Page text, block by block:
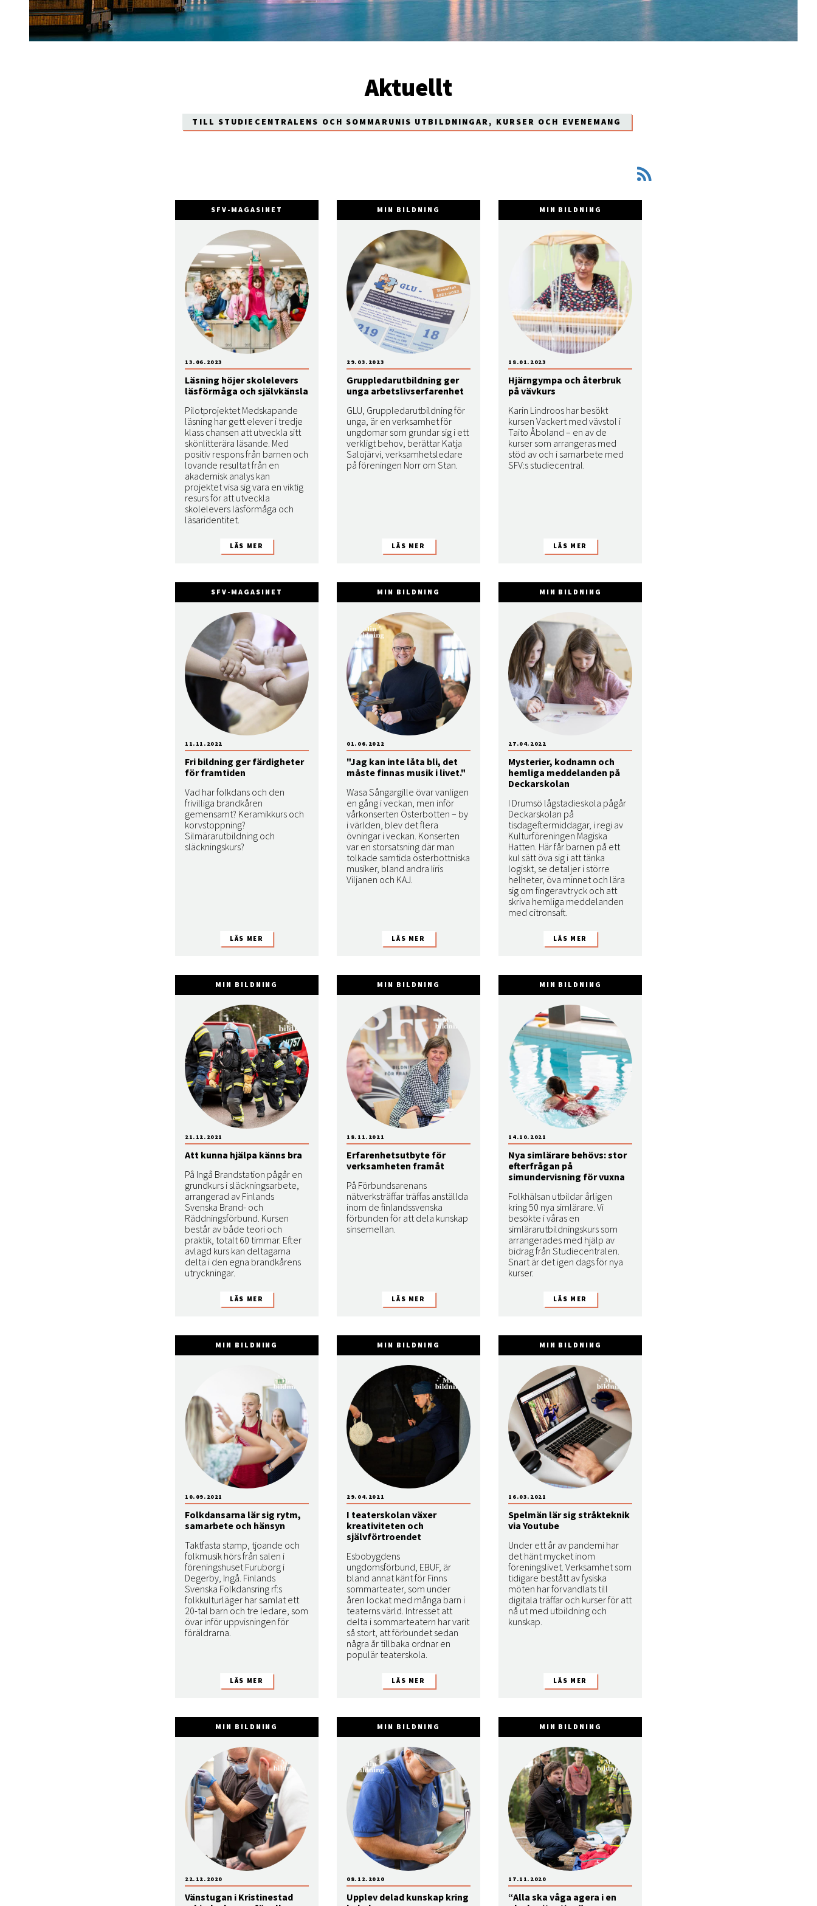
Aktuellt
TILL STUDIECENTRALENS OCH SOMMARUNIS UTBILDNINGAR, KURSER OCH EVENEMANG
SFV-MAGASINET
Läsning höjer skolelevers
läsförmåga och självkänsla
Pilotprojektet Medskapande
läsning har gett elever i tredje
klass chansen att utveckla sitt
skönlitterära läsande. Med
positiv respons från barnen och
lovande resultat från en
akademisk analys kan
projektet visa sig vara en viktig
resurs för att utveckla
skolelevers läsförmåga och
läsaridentitet.
13.06.2023
MIN BILDNING
Gruppledarutbildning ger
unga arbetslivserfarenhet
GLU, Gruppledarutbildning för
unga, är en verksamhet för
ungdomar som grundar sig i ett
verkligt behov, berättar Katja
Salojärvi, verksamhetsledare
på föreningen Norr om Stan.
29.03.2023
MIN BILDNING
Hjärngympa och återbruk
på vävkurs
Karin Lindroos har besökt
kursen Vackert med vävstol i
Taito Åboland – en av de
kurser som arrangeras med
stöd av och i samarbete med
SFV:s studiecentral.
18.01.2023
SFV-MAGASINET
Fri bildning ger färdigheter
för framtiden
Vad har folkdans och den
frivilliga brandkåren
gemensamt? Keramikkurs och
korvstoppning?
Silmärarutbildning och
släckningskurs?
11.11.2022
MIN BILDNING
"Jag kan inte låta bli, det
måste finnas musik i livet."
Wasa Sångargille övar vanligen
en gång i veckan, men inför
vårkonserten Österbotten – by
i världen, blev det flera
övningar i veckan. Konserten
var en storsatsning där man
tolkade samtida österbottniska
musiker, bland andra Iiris
Viljanen och KAJ.
01.06.2022
MIN BILDNING
Mysterier, kodnamn och
hemliga meddelanden på
Deckarskolan
I Drumsö lågstadieskola pågår
Deckarskolan på
tisdageftermiddagar, i regi av
Kulturföreningen Magiska
Hatten. Här får barnen på ett
kul sätt öva sig i att tänka
logiskt, se detaljer i större
helheter, öva minnet och lära
sig om fingeravtryck och att
skriva hemliga meddelanden
med citronsaft.
27.04.2022
MIN BILDNING
Att kunna hjälpa känns bra
På Ingå Brandstation pågår en
grundkurs i släckningsarbete,
arrangerad av Finlands
Svenska Brand- och
Räddningsförbund. Kursen
består av både teori och
praktik, totalt 60 timmar. Efter
avlagd kurs kan deltagarna
delta i den egna brandkårens
utryckningar.
21.12.2021
MIN BILDNING
Erfarenhetsutbyte för
verksamheten framåt
På Förbundsarenans
nätverksträffar träffas anställda
inom de finlandssvenska
förbunden för att dela kunskap
sinsemellan.
18.11.2021
MIN BILDNING
Nya simlärare behövs: stor
efterfrågan på
simundervisning för vuxna
Folkhälsan utbildar årligen
kring 50 nya simlärare. Vi
besökte i våras en
simlärarutbildningskurs som
arrangerades med hjälp av
bidrag från Studiecentralen.
Snart är det igen dags för nya
kurser.
14.10.2021
MIN BILDNING
Folkdansarna lär sig rytm,
samarbete och hänsyn
Taktfasta stamp, tjoande och
folkmusik hörs från salen i
föreningshuset Furuborg i
Degerby, Ingå. Finlands
Svenska Folkdansring rf:s
folkkulturläger har samlat ett
20-tal barn och tre ledare, som
övar inför uppvisningen för
föräldrarna.
10.09.2021
MIN BILDNING
I teaterskolan växer
kreativiteten och
självförtroendet
Esbobygdens
ungdomsförbund, EBUF, är
bland annat känt för Finns
sommarteater, som under
åren lockat med många barn i
teaterns värld. Intresset att
delta i sommarteatern har varit
så stort, att förbundet sedan
några år tillbaka ordnar en
populär teaterskola.
29.04.2021
MIN BILDNING
Spelmän lär sig stråkteknik
via Youtube
Under ett år av pandemi har
det hänt mycket inom
föreningslivet. Verksamhet som
tidigare bestått av fysiska
möten har förvandlats till
digitala träffar och kurser för att
nå ut med utbildning och
kunskap.
16.03.2021
MIN BILDNING
Vänstugan i Kristinestad
22.12.2020
MIN BILDNING
Upplev delad kunskap kring
08.12.2020
MIN BILDNING
“Alla ska våga agera i en
17.11.2020